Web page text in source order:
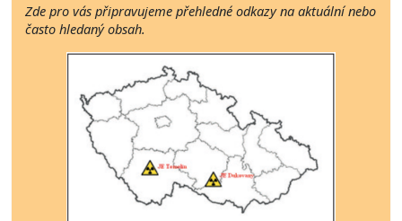
Zde pro vás připravujeme přehledné odkazy na aktuální nebo
často hledaný obsah.
Image